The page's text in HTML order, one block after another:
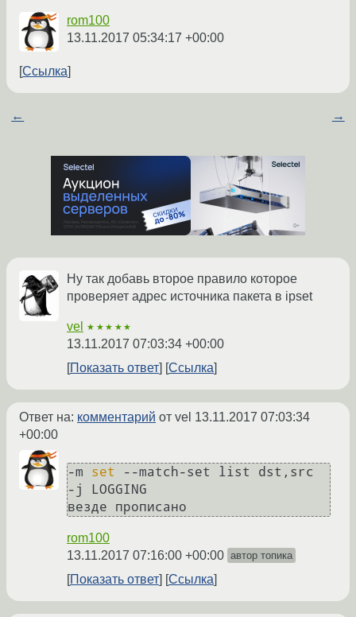
rom100
13.11.2017 05:34:17 +00:00
Ссылка
← →
Ну так добавь второе правило которое
проверяет адрес источника пакета в ipset
vel ★★★★★
13.11.2017 07:03:34 +00:00
Показать ответ
Ссылка
Ответ на: комментарий от vel 13.11.2017 07:03:34
+00:00
-m set
--match-set list dst,src
-j LOGGING
везде прописано
rom100
13.11.2017 07:16:00 +00:00 автор топика
Показать ответ Ссылка